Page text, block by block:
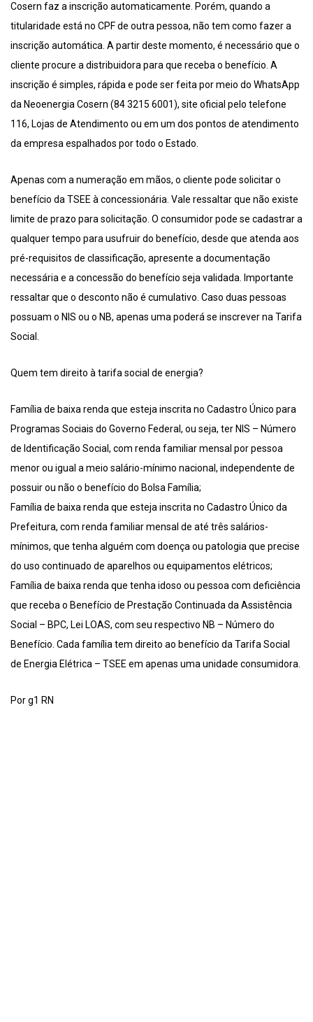
Cosern faz a inscrição automaticamente. Porém, quando a
titularidade está no CPF de outra pessoa, não tem como fazer a
inscrição automática. A partir deste momento, é necessário que o
cliente procure a distribuidora para que receba o benefício. A
inscrição é simples, rápida e pode ser feita por meio do WhatsApp
da Neoenergia Cosern (84 3215 6001), site oficial pelo telefone
116, Lojas de Atendimento ou em um dos pontos de atendimento
da empresa espalhados por todo o Estado.
Apenas com a numeração em mãos, o cliente pode solicitar o
benefício da TSEE à concessionária. Vale ressaltar que não existe
limite de prazo para solicitação. O consumidor pode se cadastrar a
qualquer tempo para usufruir do benefício, desde que atenda aos
pré-requisitos de classificação, apresente a documentação
necessária e a concessão do benefício seja validada. Importante
ressaltar que o desconto não é cumulativo. Caso duas pessoas
possuam o NIS ou o NB, apenas uma poderá se inscrever na Tarifa
Social.
Quem tem direito à tarifa social de energia?
Família de baixa renda que esteja inscrita no Cadastro Único para
Programas Sociais do Governo Federal, ou seja, ter NIS – Número
de Identificação Social, com renda familiar mensal por pessoa
menor ou igual a meio salário-mínimo nacional, independente de
possuir ou não o benefício do Bolsa Família;
Família de baixa renda que esteja inscrita no Cadastro Único da
Prefeitura, com renda familiar mensal de até três salários-
mínimos, que tenha alguém com doença ou patologia que precise
do uso continuado de aparelhos ou equipamentos elétricos;
Família de baixa renda que tenha idoso ou pessoa com deficiência
que receba o Benefício de Prestação Continuada da Assistência
Social – BPC, Lei LOAS, com seu respectivo NB – Número do
Benefício. Cada família tem direito ao benefício da Tarifa Social
de Energia Elétrica – TSEE em apenas uma unidade consumidora.
Por g1 RN